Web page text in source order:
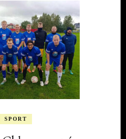
SPORT